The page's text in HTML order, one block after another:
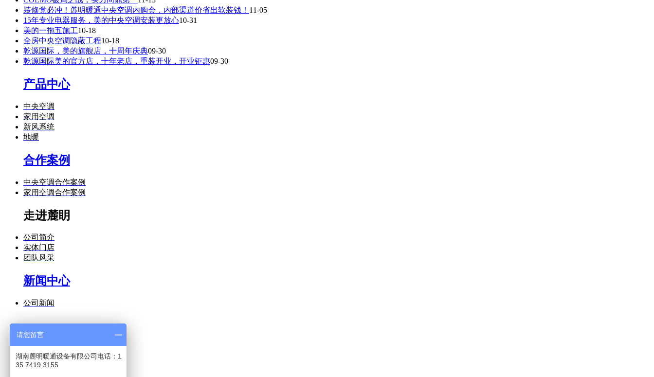
装修党必冲！麓明暖通中央空调内购会，内部渠道价省出软装钱！ 11-05
15年专业电器服务，美的中央空调安装更放心10-31
美的一拖五施工10-18
全房中央空调隐蔽工程10-18
乾源国际，美的旗舰店，十周年庆典09-30
乾源国际美的官方店，十年老店，重装开业，开业钜惠09-30
产品中心
中央空调
家用空调
新风系统
地暖
合作案例
中央空调合作案例
家用空调合作案例
走进麓眀
公司简介
实体门店
团队风采
新闻中心
公司新闻
空调知识
最新资讯
请您留言
湖南麓明暖通设备有限公司电话：1
35 7419 3155